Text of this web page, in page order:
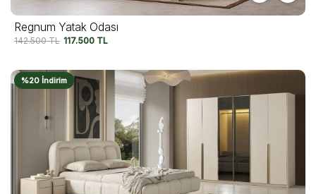
Regnum Yatak Odası
142.500TL 117.500 TL
%20 İndirim